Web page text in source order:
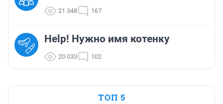
21 348 167
Help! Нужно имя котенку
20 033 102
ТОП 5